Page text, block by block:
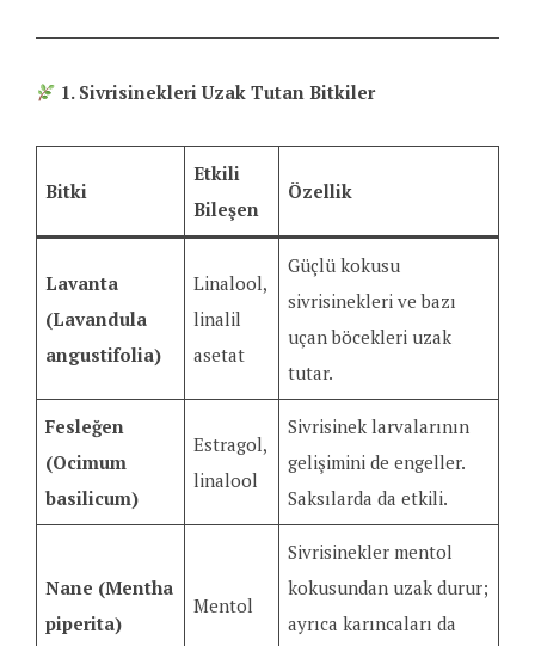
1. Sivrisinekleri Uzak Tutan Bitkiler
Bitki
Etkili
Bileşen
Özellik
Lavanta
(Lavandula
angustifolia)
Linalool,
linalil
asetat
Güçlü kokusu
sivrisinekleri ve bazı
uçan böcekleri uzak
tutar.
Fesleğen
(Ocimum
basilicum)
Estragol,
linalool
Sivrisinek larvalarının
gelişimini de engeller.
Saksılarda da etkili.
Nane (Mentha
piperita)
Mentol
Sivrisinekler mentol
kokusundan uzak durur;
ayrıca karıncaları da